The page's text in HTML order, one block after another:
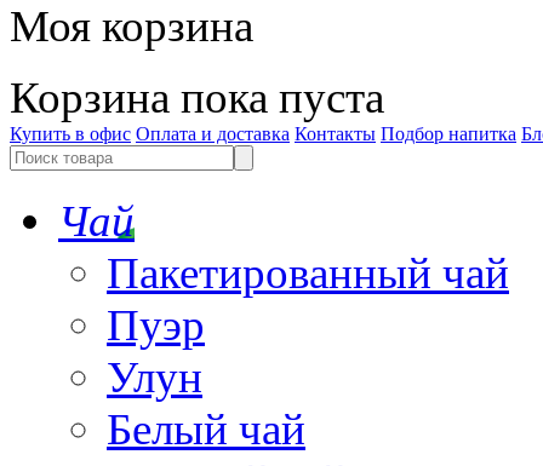
Моя корзина
Корзина пока пуста
Купить в офис Оплата и доставка Контакты Подбор напитка
Чай
Пакетированный чай
Пуэр
Улун
Белый чай